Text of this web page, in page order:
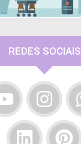
REDES SOCIAIS